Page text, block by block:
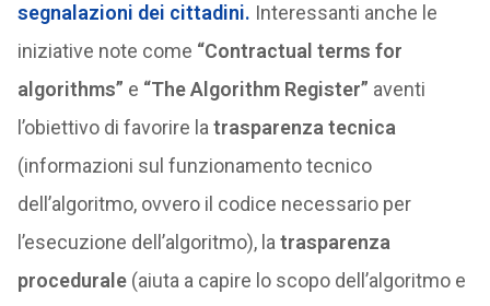
segnalazioni dei cittadini. Interessanti anche le
iniziative note come “Contractual terms for
algorithms” e “The Algorithm Register” aventi
l’obiettivo di favorire la trasparenza tecnica
(informazioni sul funzionamento tecnico
dell’algoritmo, ovvero il codice necessario per
l’esecuzione dell’algoritmo), la trasparenza
procedurale(aiuta a capire lo scopo dell’algoritmo e